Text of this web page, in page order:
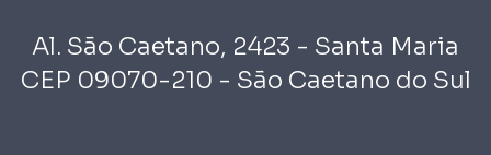
Al. São Caetano, 2423 - Santa Maria
CEP 09070-210 - São Caetano do Sul